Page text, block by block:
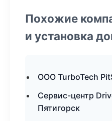
Похожие
и установка
ООО TurboTech
Сервис-центр
Пятигорск